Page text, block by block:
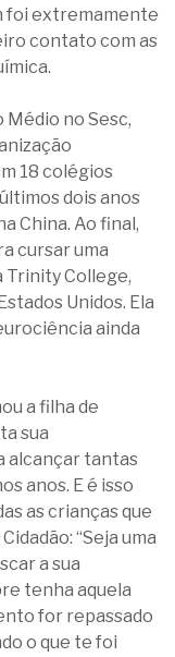
foi extremamente
contato com as
Médio no Sesc,
18 colégios
dois anos
China. Ao final,
cursar uma
Trinity College,
Unidos. Ela
ainda
a filha de
sua
alcançar tantas
anos. E é isso
as crianças que
“Seja uma
a sua
tenha aquela
for repassado
o que te foi